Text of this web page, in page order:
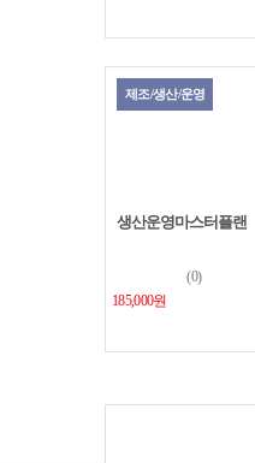
제조/생산/운영
생산운영마스터플랜
(0)
185,000원